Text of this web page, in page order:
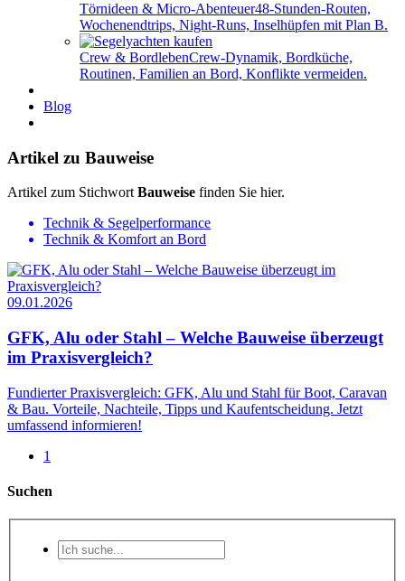
Törnideen & Micro-Abenteuer48-Stunden-Routen,
Wochenendtrips, Night-Runs, Inselhüpfen mit Plan B.
Crew & BordlebenCrew-Dynamik, Bordküche,
Routinen, Familien an Bord, Konflikte vermeiden.
Blog
Artikel zu Bauweise
Artikel zum StichwortBauweise finden Sie hier.
Technik & Segelperformance
Technik & Komfort an Bord
09.01.2026
GFK, Alu oder Stahl – Welche Bauweise überzeugt
im Praxisvergleich?
Fundierter Praxisvergleich: GFK, Alu und Stahl für Boot, Caravan
& Bau. Vorteile, Nachteile, Tipps und Kaufentscheidung. Jetzt
umfassend informieren!
1
Suchen